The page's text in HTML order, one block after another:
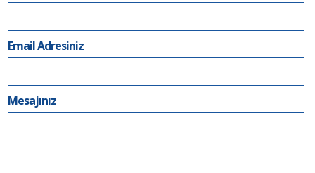
Email Adresiniz
Mesajınız